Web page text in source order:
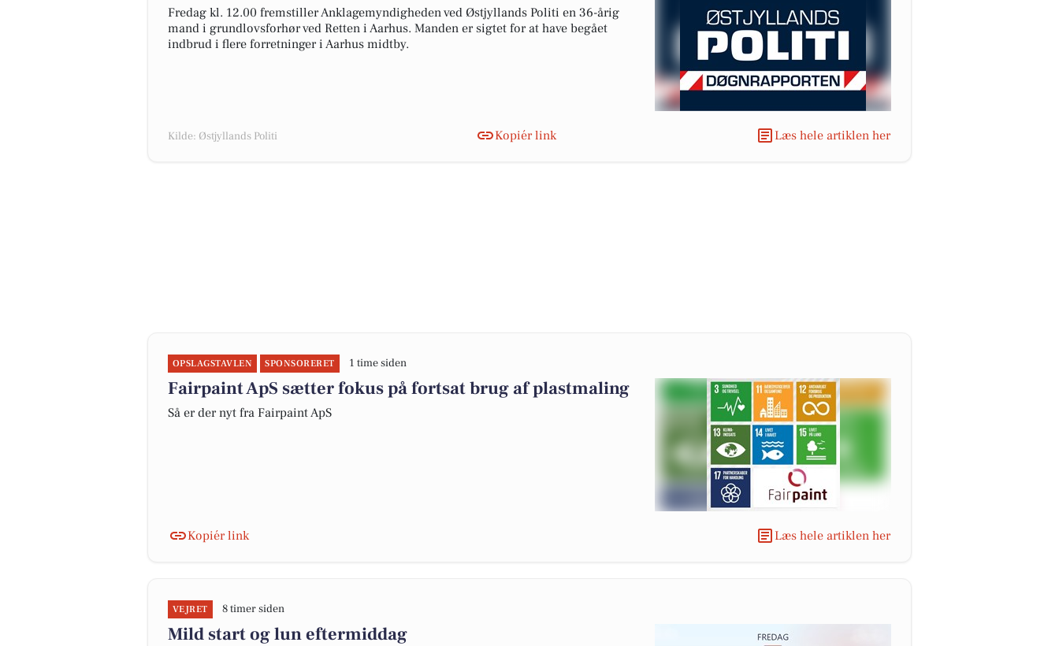
Fredag kl. 12.00 fremstiller Anklagemyndigheden ved Østjyllands Politi en 36-årig
mand i grundlovsforhør ved Retten i Aarhus. Manden er sigtet for at have begået
indbrud i flere forretninger i Aarhus midtby.
Kilde: Østjyllands Politi Kopiér link Læs hele artiklen her
OPSLAGSTAVLEN SPONSORERET 1 time siden
Fairpaint ApS sætter fokus på fortsat brug af plastmaling
Så er der nyt fra Fairpaint ApS
Kopiér link Læs hele artiklen her
VEJRET 8 timer siden
Mild start og lun eftermiddag